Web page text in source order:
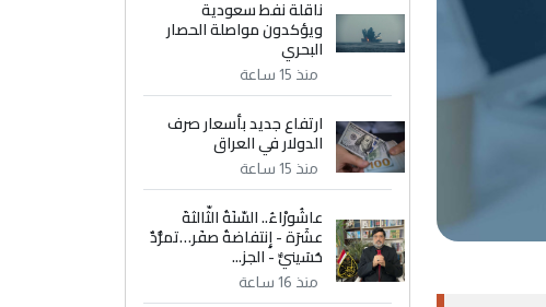
ناقلة نفط سعودية
ويؤكدون مواصلة الحصار
البحري
منذ 15 ساعة
ارتفاع جديد بأسعار صرف
الدولار في العراق
منذ 15 ساعة
عاشُورْاءُ.. السّنَةُ الثّالثةَ
عشَرَة - إِنتفاضةُ صفَر…تمرُّدٌ
حُسَينيٌّ - الجز...
منذ 16 ساعة